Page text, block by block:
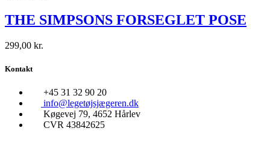
THE SIMPSONS FORSEGLET POSE
299,00 kr.
Kontakt
+45 31 32 90 20
info@legetøjsjægeren.dk
Køgevej 79, 4652 Hårlev
CVR 43842625